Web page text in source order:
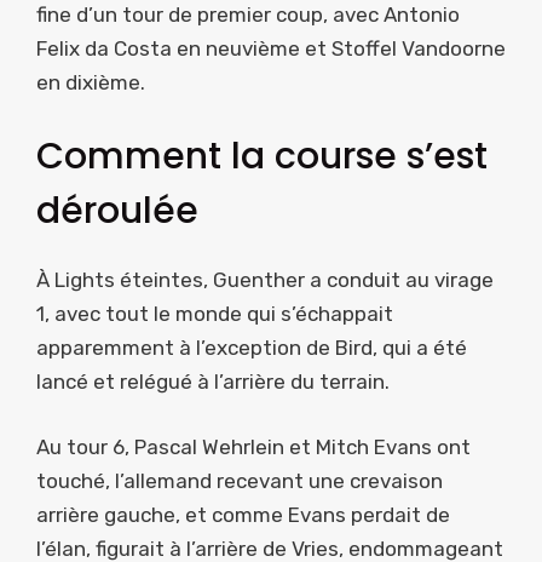
fine d’un tour de premier coup, avec Antonio
Felix da Costa en neuvième et Stoffel Vandoorne
en dixième.
Comment la course s’est
déroulée
À Lights éteintes, Guenther a conduit au virage
1, avec tout le monde qui s’échappait
apparemment à l’exception de Bird, qui a été
lancé et relégué à l’arrière du terrain.
Au tour 6, Pascal Wehrlein et Mitch Evans ont
touché, l’allemand recevant une crevaison
arrière gauche, et comme Evans perdait de
l’élan, figurait à l’arrière de Vries, endommageant